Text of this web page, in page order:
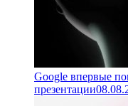
Google впервые
презентации